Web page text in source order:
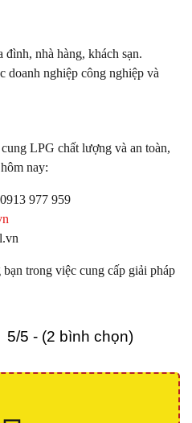
nhà hàng, khách sạn.
doanh nghiệp công nghiệp và
LPG chất lượng và an toàn,
nay:
977 959
trong việc cung cấp giải pháp
5/5 - (2 bình chọn)